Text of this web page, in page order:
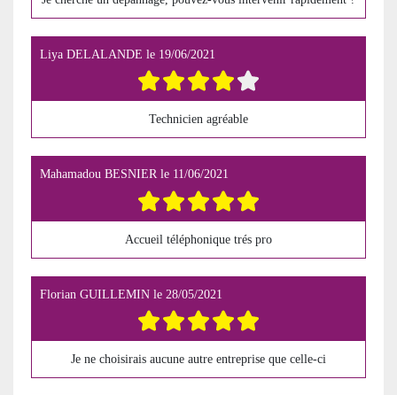
Liya DELALANDE le 19/06/2021
Technicien agréable
Mahamadou BESNIERle 11/06/2021
Accueil téléphonique trés pro
Florian GUILLEMIN le 28/05/2021
Je ne choisirais aucune autre entreprise que celle-ci